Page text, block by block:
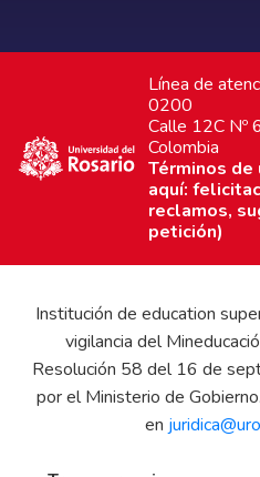
Línea de
0200
Calle 12C Nº
Colombia
Términos de
aquí:
reclamos,
petición)
Institución de education
vigilancia del
Resolución 58 del 16 de
por el Ministerio de
en